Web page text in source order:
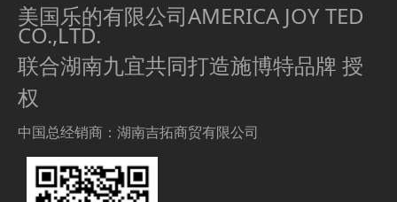
美国乐的有限公司AMERICA JOY TED
CO.,LTD.
联合湖南九宜共同打造施博特品牌 授
权
中国总经销商：湖南吉拓商贸有限公司